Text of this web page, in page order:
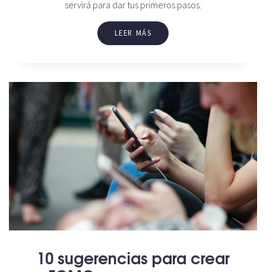
servirá para dar tus primeros pasos.
LEER MÁS
10 sugerencias para crear